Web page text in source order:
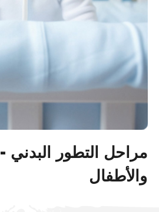
التطور البدني - الرضع